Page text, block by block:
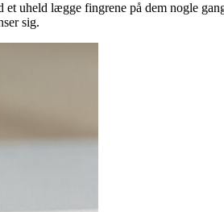
uheld lægge fingrene på dem nogle
sig.